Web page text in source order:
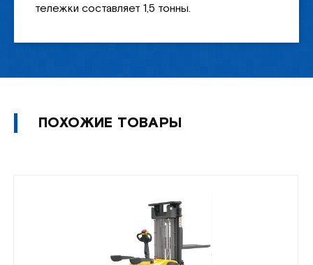
тележки составляет 1,5 тонны.
ПОХОЖИЕ ТОВАРЫ